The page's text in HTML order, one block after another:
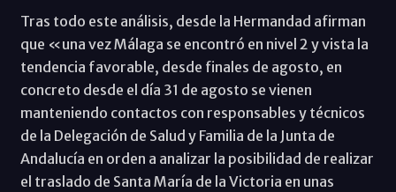
Tras todo este análisis, desde la Hermandad afirman
que «una vez Málaga se encontró en nivel 2 y vista la
tendencia favorable, desde finales de agosto, en
concreto desde el día 31 de agosto se vienen
manteniendo contactos con responsables y técnicos
de la Delegación de Salud y Familia de la Junta de
Andalucía en orden a analizar la posibilidad de realizar
el traslado de Santa María de la Victoria en unas